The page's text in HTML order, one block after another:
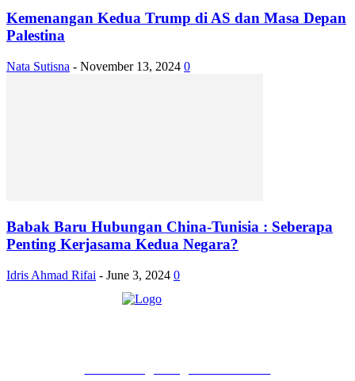
Kemenangan Kedua Trump di AS dan Masa Depan
Palestina
Nata Sutisna - November 13, 2024 0
Babak Baru Hubungan China-Tunisia : Seberapa
Penting Kerjasama Kedua Negara?
Idris Ahmad Rifai - June 3, 2024 0